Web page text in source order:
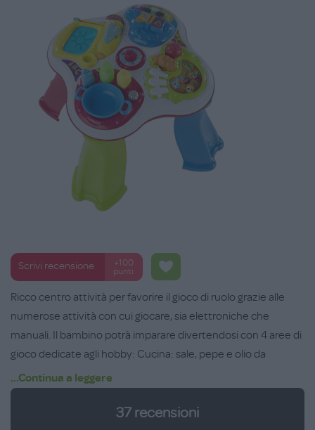
Scrivi recensione
+100
punti
Ricco centro attività per favorire il gioco di ruolo grazie alle
numerose attività con cui giocare, sia elettroniche che
manuali. Il bambino potrà imparare divertendosi con 4 aree di
gioco dedicate agli hobby: Cucina: sale, pepe e olio da
incastrare nella giusta formina, fuoco e pentola per cucinare
un bel pranzetto; Giardinaggio: due ortaggi pronti da mettere
in pentola e 5 pulsanti interattivi per scoprire il mondo del
...Continua a leggere
37 recensioni